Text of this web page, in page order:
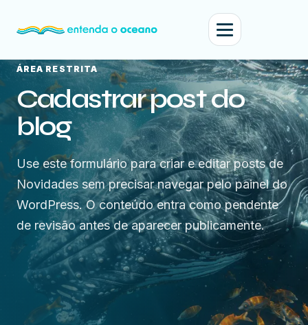
ÁREA RESTRITA
Cadastrar post do
blog
Use este formulário para criar e editar posts de
Novidades sem precisar navegar pelo painel do
WordPress. O conteúdo entra como pendente
de revisão antes de aparecer publicamente.